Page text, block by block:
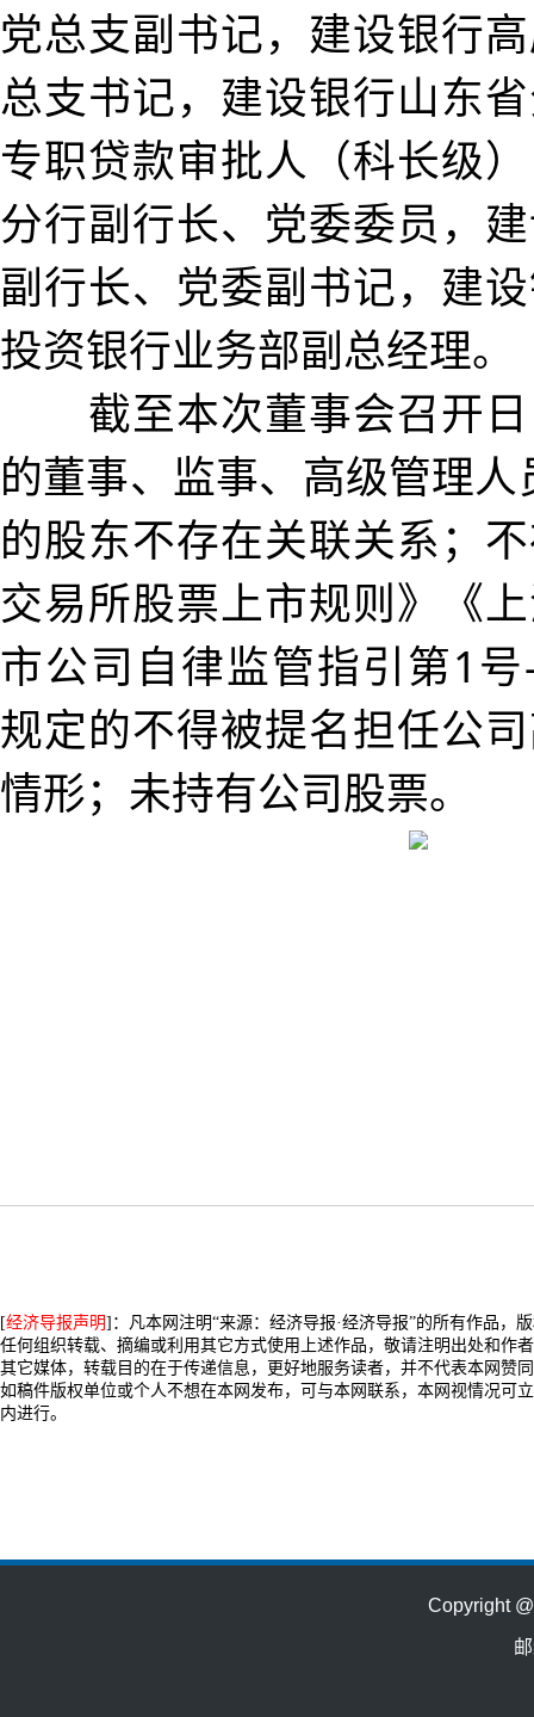
党总支副书记，建设银行
总支书记，建设银行山东
专职贷款审批人（科长级
分行副行长、党委委员，
副行长、党委副书记，建
投资银行业务部副总经理。
截至本次董事会召开日
的董事、监事、高级管理
的股东不存在关联关系；
交易所股票上市规则》《
市公司自律监管指引第1
规定的不得被提名担任公
情形；未持有公司股票。
[经济导报声明]：凡本网注明“来源：经济导报·经济导报”的所有作品，
任何组织转载、摘编或利用其它方式使用上述作品，敬请注明出处和作
其它媒体，转载目的在于传递信息，更好地服务读者，并不代表本网赞
如稿件版权单位或个人不想在本网发布，可与本网联系，本网视情况可
内进行。
Copyright